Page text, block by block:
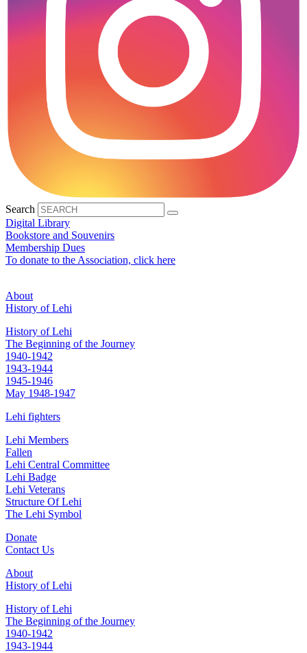
Search
Digital Library
Bookstore and Souvenirs
Membership Dues
To donate to the Association, click here
About
History of Lehi
History of Lehi
The Beginning of the Journey
1940-1942
1943-1944
1945-1946
May 1948-1947
Lehi fighters
Lehi Members
Fallen
Lehi Central Committee
Lehi Badge
Lehi Veterans
Structure Of Lehi
The Lehi Symbol
Donate
Contact Us
About
History of Lehi
History of Lehi
The Beginning of the Journey
1940-1942
1943-1944